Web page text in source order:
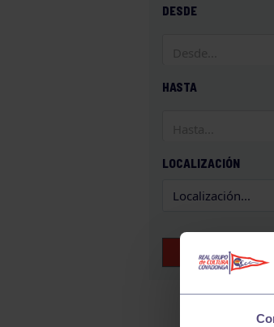
BOXEO
JUDO
KÁRATE
DESDE
HASTA
LOCALIZACIÓN
BUSCAR